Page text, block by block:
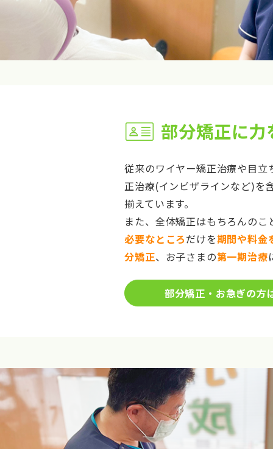
部分矯正に
従来のワイヤー矯正治療や目立
正治療(インビザラインなど)を
揃えています。
また、全体矯正はもちろんのこ
必要なところだけを期間や料金
分矯正、お子さまの第一期治療
部分矯正・お急ぎの方